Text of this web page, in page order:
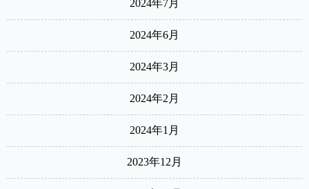
2024年7月
2024年6月
2024年3月
2024年2月
2024年1月
2023年12月